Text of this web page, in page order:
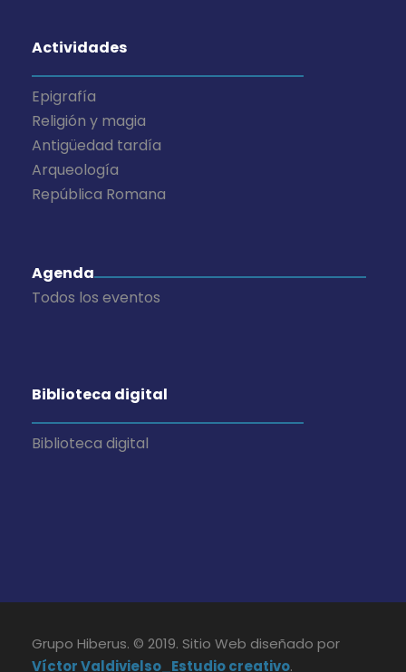
Actividades
Epigrafía
Religión y magia
Antigüedad tardía
Arqueología
República Romana
Agenda
Todos los eventos
Biblioteca digital
Biblioteca digital
Grupo Hiberus. © 2019. Sitio Web diseñado por
Víctor Valdivielso_Estudio creativo.